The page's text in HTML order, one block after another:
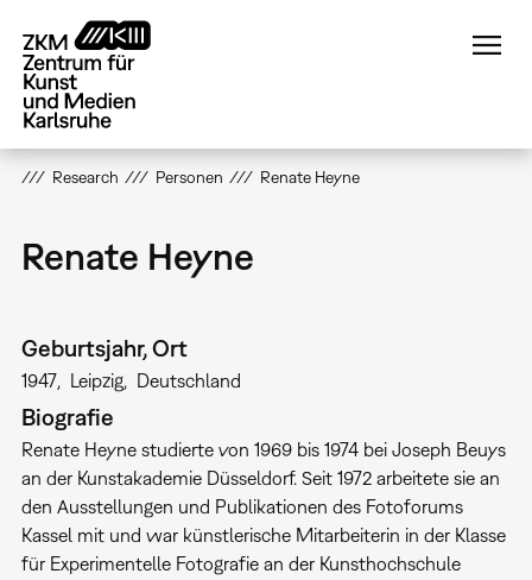
zum
Inhalt
Research Personen Renate Heyne
Renate Heyne
Geburtsjahr, Ort
1947 Leipzig Deutschland
Biografie
Renate Heyne studierte von 1969 bis 1974 bei Joseph Beuys
an der Kunstakademie Düsseldorf. Seit 1972 arbeitete sie an
den Ausstellungen und Publikationen des Fotoforums
Kassel mit und war künstlerische Mitarbeiterin in der Klasse
für Experimentelle Fotografie an der Kunsthochschule